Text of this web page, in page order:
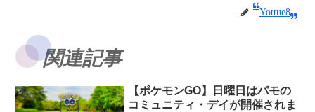
Yottue8
関連記事
【ポケモンGO】日曜日はパモの
コミュニティ・デイが開催されま